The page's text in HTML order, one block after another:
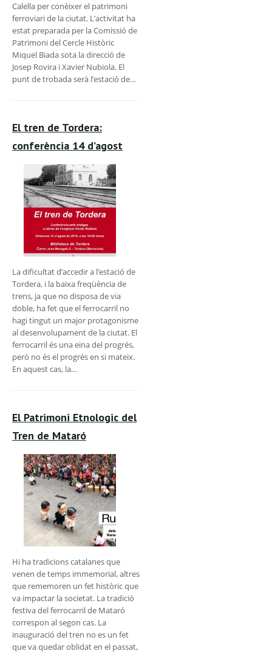
Calella per conèixer el patrimoni
ferroviari de la ciutat. L’activitat ha
estat preparada per la Comissió de
Patrimoni del Cercle Històric
Miquel Biada sota la direcció de
Josep Rovira i Xavier Nubiola. El
punt de trobada serà l’estació de…
El tren de Tordera:
conferència 14 d’agost
La dificultat d’accedir a l’estació de
Tordera, i la baixa freqüència de
trens, ja que no disposa de via
doble, ha fet que el ferrocarril no
hagi tingut un major protagonisme
al desenvolupament de la ciutat. El
ferrocarril és una eina del progrés,
però no és el progrés en si mateix.
En aquest cas, la…
El Patrimoni Etnologic del
Tren de Mataró
Hi ha tradicions catalanes que
venen de temps immemorial, altres
que rememoren un fet històric que
va impactar la societat. La tradició
festiva del ferrocarril de Mataró
correspon al segon cas. La
inauguració del tren no es un fet
que va quedar oblidat en el passat,